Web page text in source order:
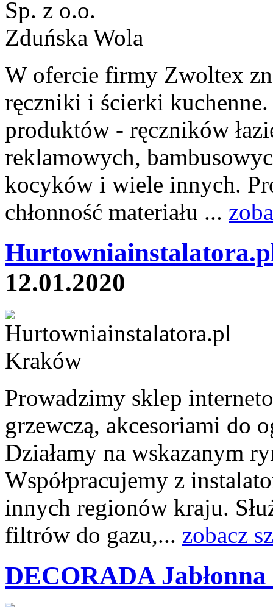
W ofercie firmy Zwoltex
ręczniki i ścierki
produktów - ręczników
reklamowych,
kocyków i wiele innych.
chłonność materiału ...
12.01.2020
Prowadzimy sklep
grzewczą, akcesoriami do
Działamy na wskazanym
Współpracujemy z
innych regionów kraju.
filtrów do gazu,... zobacz
DECORADA Jabłonna